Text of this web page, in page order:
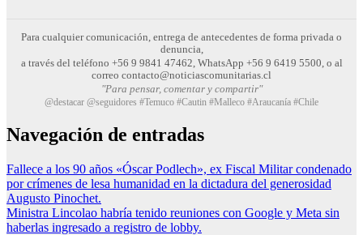
Para cualquier comunicación, entrega de antecedentes de forma privada o
denuncia,
a través del teléfono +56 9 9841 47462, WhatsApp +56 9 6419 5500, o al
correo contacto@noticiascomunitarias.cl
"Para pensar, comentar y compartir"
@destacar @seguidores #Temuco #Cautin #Malleco #Araucanía #Chile
Navegación de entradas
Fallece a los 90 años «Óscar Podlech», ex Fiscal Militar condenado
por crímenes de lesa humanidad en la dictadura del generosidad
Augusto Pinochet.
Ministra Lincolao habría tenido reuniones con Google y Meta sin
haberlas ingresado a registro de lobby.